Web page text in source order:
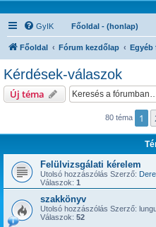
GyIK Főoldal - (honlap)
Főoldal Fórum kezdőlap Egyéb
Kérdések-válaszok
Új téma
80 téma 1
Felülvizsgálati kérelem
Utolsó hozzászólás Szerző:
Válaszok: 1
szakkönyv
Utolsó hozzászólás Szerző:
Válaszok: 52